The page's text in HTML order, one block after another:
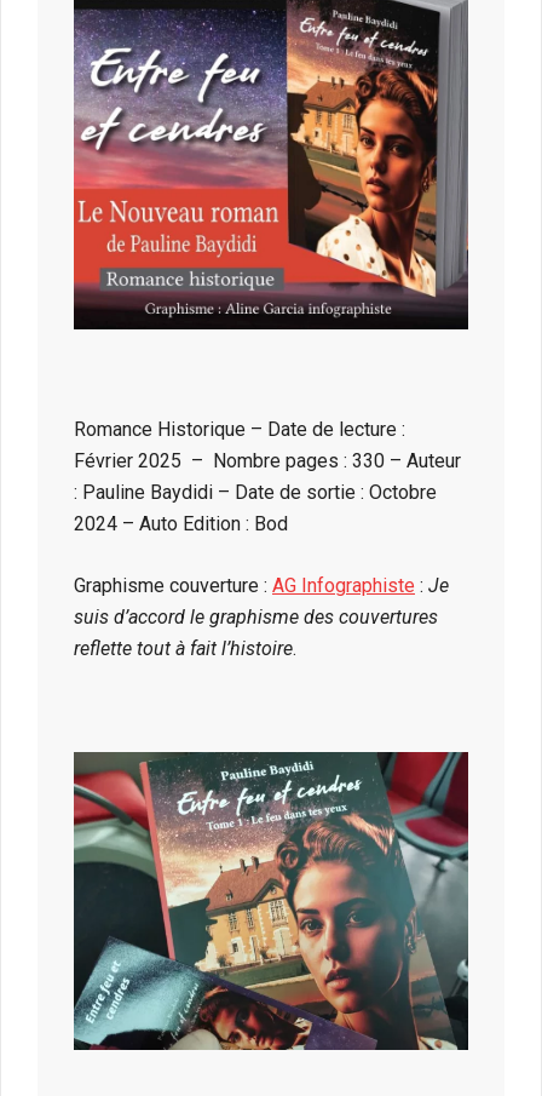
Romance Historique – Date de lecture :
Février 2025 – Nombre pages : 330 – Auteur
: Pauline Baydidi – Date de sortie : Octobre
2024 – Auto Edition : Bod
Graphisme couverture : AG Infographiste : Je
suis d’accord le graphisme des couvertures
reflette tout à fait l’histoire.